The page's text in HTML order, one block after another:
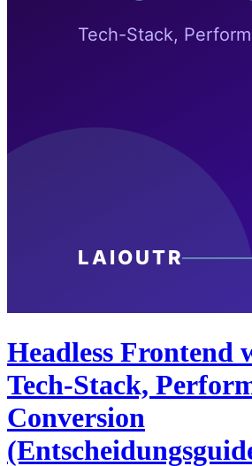
Headless Frontend
Tech-Stack,
Conversion